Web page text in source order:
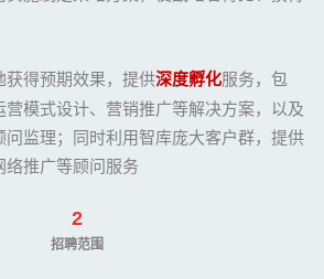
得预期效果，提供深度孵化服务，包
模式设计、营销推广等解决方案，以及
监理；同时利用智库庞大客户群，提供
推广等顾问服务
2
招聘范围